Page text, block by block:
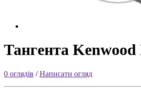
Тангента
0 оглядів /Написати огляд